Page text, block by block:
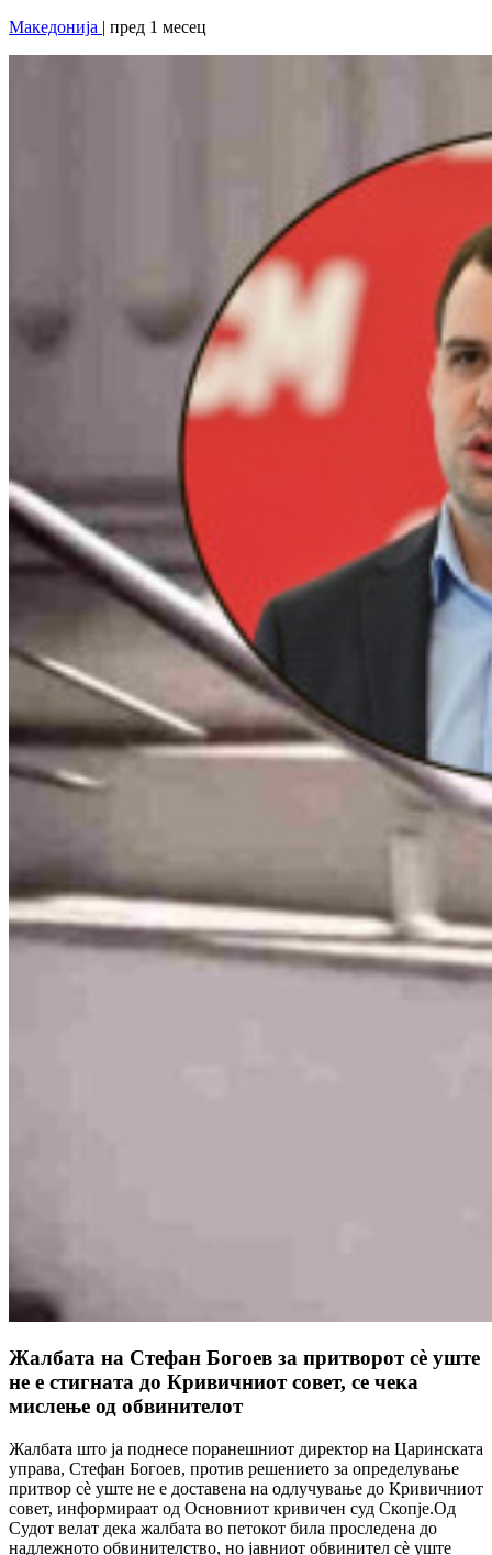
Македонија | пред 1 месец
Жалбата на Стефан Богоев за притворот сè уште
не е стигната до Кривичниот совет, се чека
мислење од обвинителот
Жалбата што ја поднесе поранешниот директор на Царинската
управа, Стефан Богоев, против решението за определување
притвор сè уште не е доставена на одлучување до Кривичниот
совет, информираат од Основниот кривичен суд Скопје.Од
Судот велат дека жалбата во петокот била проследена до
надлежното обвинителство, но јавниот обвинител сè уште